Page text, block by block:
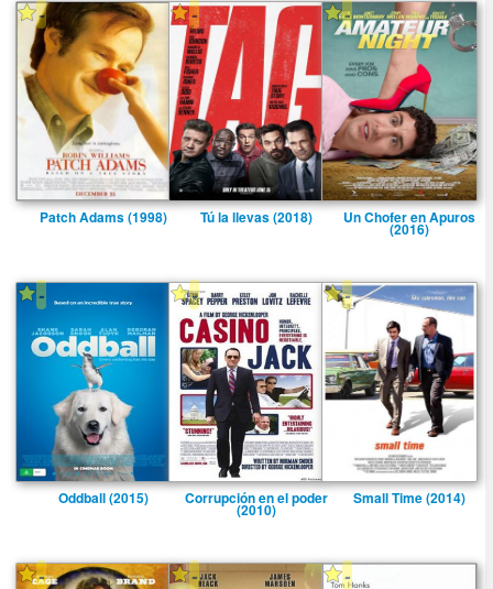
-
Patch Adams (1998)
-
Tú la llevas (2018)
-
Un Chofer en Apuros
(2016)
-
Oddball (2015)
-
Corrupción en el poder
(2010)
-
Small Time (2014)
- - -